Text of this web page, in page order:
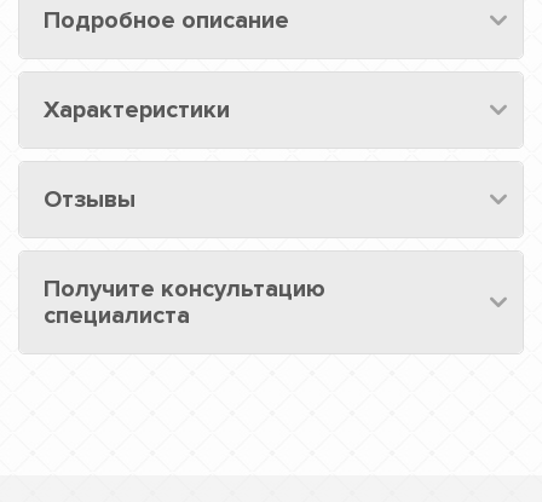
Подробное описание
Характеристики
Отзывы
Получите консультацию
специалиста